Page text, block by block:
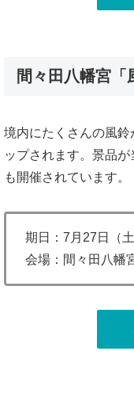
間々田八幡宮「
境内にたくさんの風
ップされます。景品
も開催されています。
期日：7月27日（
会場：間々田八幡